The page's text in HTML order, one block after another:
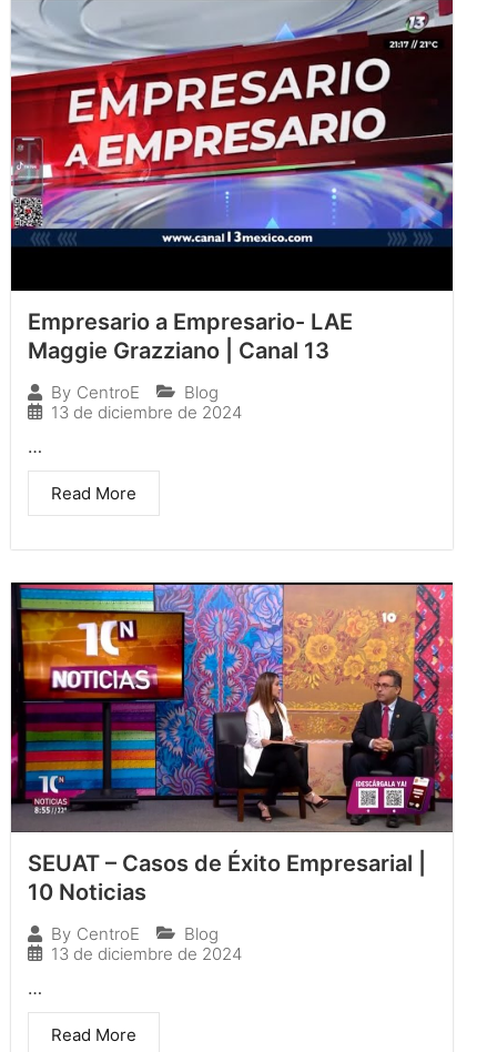
Empresario a Empresario- LAE
Maggie Grazziano | Canal 13
By CentroE
Blog
13 de diciembre de 2024
…
Read More
SEUAT – Casos de Éxito Empresarial |
10 Noticias
By CentroE
Blog
13 de diciembre de 2024
…
Read More